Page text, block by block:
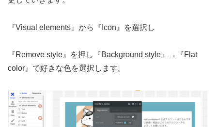
『Visual elements』から『Icon』を選択し
『Remove style』を押し『Background style』→『Flat
color』で好きな色を選択します。